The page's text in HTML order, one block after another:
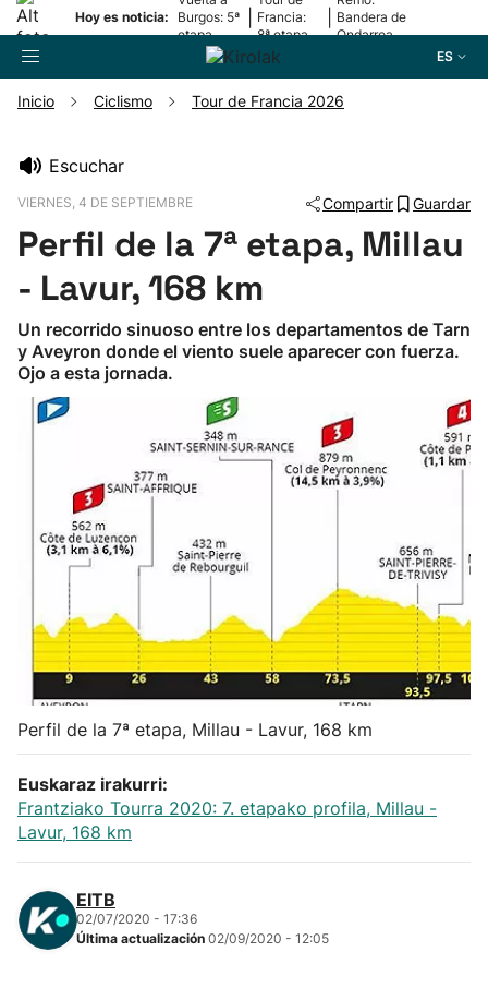
Hoy es noticia:
Burgos: 5ª
etapa
Francia:
8ª etapa
Bandera de
Ondarroa
ES
Pelota
Remo
Baloncesto
Herri-kirolak
Balonmano
Kirolak 360
Atletismo
Más deportes
Inicio Ciclismo Tour de Francia 2026
Escuchar
VIERNES, 4 DE SEPTIEMBRE Compartir Guardar
Perfil de la 7ª etapa, Millau
- Lavur, 168 km
Un recorrido sinuoso entre los departamentos de Tarn
y Aveyron donde el viento suele aparecer con fuerza.
Ojo a esta jornada.
Perfil de la 7ª etapa, Millau - Lavur, 168 km
Euskaraz irakurri:
Frantziako Tourra 2020: 7. etapako profila, Millau -
Lavur, 168 km
EITB
02/07/2020 - 17:36
Última actualización 02/09/2020 - 12:05